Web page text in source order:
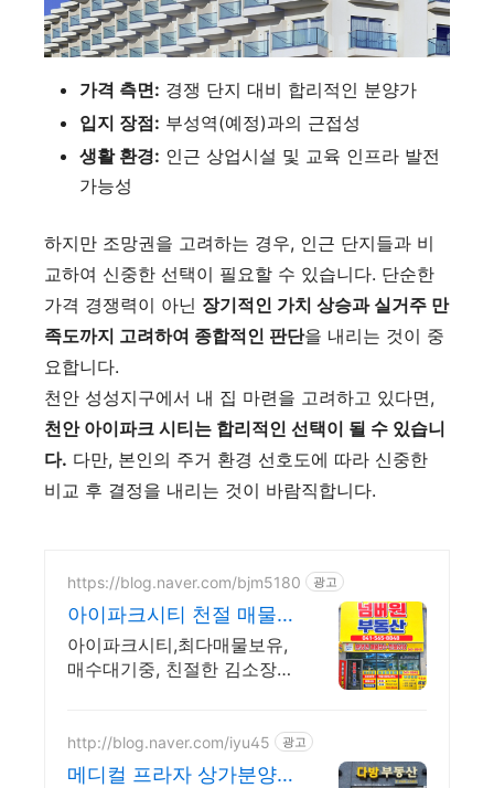
가격 측면: 경쟁 단지 대비 합리적인 분양가
입지 장점: 부성역(예정)과의 근접성
생활 환경: 인근 상업시설 및 교육 인프라 발전
가능성
하지만 조망권을 고려하는 경우, 인근 단지들과 비
교하여 신중한 선택이 필요할 수 있습니다. 단순한
가격 경쟁력이 아닌 장기적인 가치 상승과 실거주 만
족도까지 고려하여 종합적인 판단을 내리는 것이 중
요합니다.
천안 성성지구에서 내 집 마련을 고려하고 있다면,
천안 아이파크 시티는 합리적인 선택이 될 수 있습니
다. 다만, 본인의 주거 환경 선호도에 따라 신중한
비교 후 결정을 내리는 것이 바람직합니다.
https://blog.naver.com/bjm5180 광고
아이파크시티 천절 매물
상담 급매,매매,실매물 상
담가능
아이파크시티,최다매물보유,
매수대기중, 친절한 김소장
부터 꼼꼼한 일처리! 믿고 맡
기는 성성넘버원공인
http://blog.naver.com/iyu45 광고
메디컬 프라자 상가분양